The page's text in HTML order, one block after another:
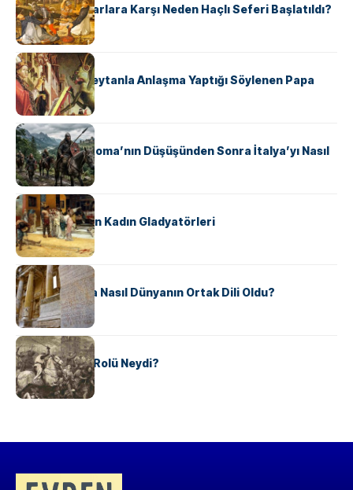
Avrupalı ​​Katharlara Karşı Neden Haçlı Seferi Başlatıldı?
KÜLTÜR
II. Silvester: Şeytanla Anlaşma Yaptığı Söylenen Papa
KÜLTÜR
Ostrogotlar Roma’nın Düşüşünden Sonra İtalya’yı Nasıl
Ele Geçirdi?
KÜLTÜR
Antik Roma’nın Kadın Gladyatörleri
KÜLTÜR
Antik Yunanca Nasıl Dünyanın Ortak Dili Oldu?
KÜLTÜR
Valdensler’in Rolü Neydi?